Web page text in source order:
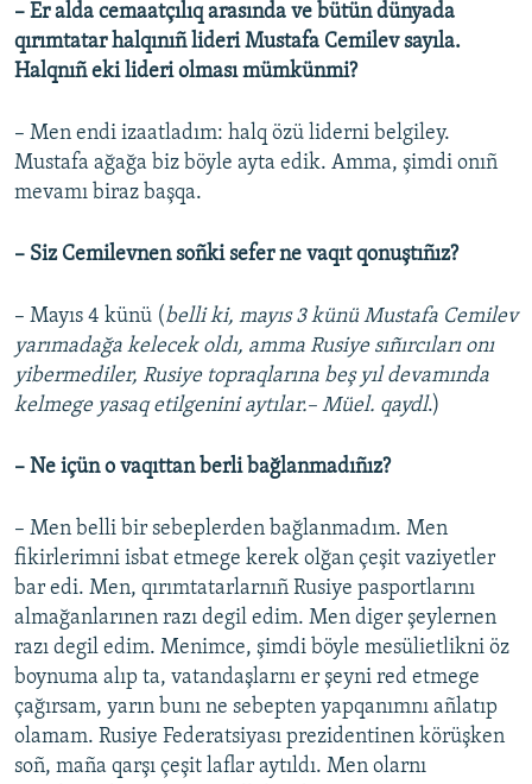
– Er alda cemaatçılıq arasında ve bütün dünyada
qırımtatar halqınıñ lideri Mustafa Cemilev sayıla.
Halqnıñ eki lideri olması mümkünmi?
– Men endi izaatladım: halq özü liderni belgiley.
Mustafa ağağa biz böyle ayta edik. Amma, şimdi onıñ
mevamı biraz başqa.
– Siz Cemilevnen soñki sefer ne vaqıt qonuştıñız?
– Mayıs 4 künü (belli ki, mayıs 3 künü Mustafa Cemilev
yarımadağa kelecek oldı, amma Rusiye sıñırcıları onı
yibermediler, Rusiye topraqlarına beş yıl devamında
kelmege yasaq etilgenini aytılar.– Müel. qaydl.)
– Ne içün o vaqıttan berli bağlanmadıñız?
– Men belli bir sebeplerden bağlanmadım. Men
fikirlerimni isbat etmege kerek olğan çeşit vaziyetler
bar edi. Men, qırımtatarlarnıñ Rusiye pasportlarını
almağanlarınen razı degil edim. Men diger şeylernen
razı degil edim. Menimce, şimdi böyle mesülietlikni öz
boynuma alıp ta, vatandaşlarnı er şeyni red etmege
çağırsam, yarın bunı ne sebepten yapqanımnı añlatıp
olamam. Rusiye Federatsiyası prezidentinen körüşken
soñ, maña qarşı çeşit laflar aytıldı. Men olarnı